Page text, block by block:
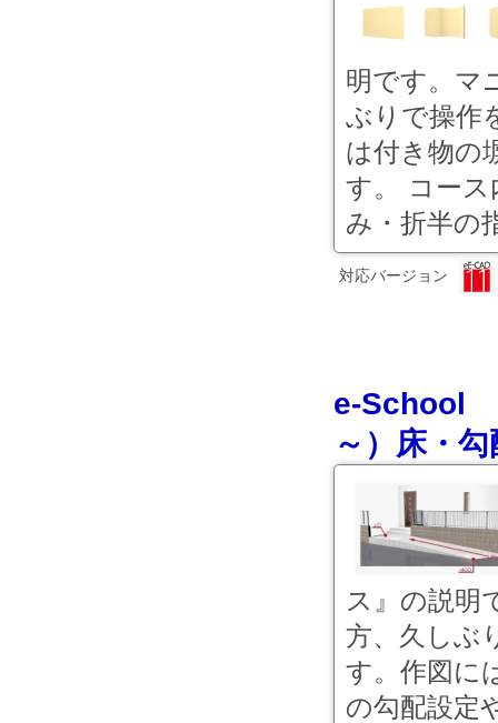
明です。マ
ぶりで操作
は付き物の
す。 コー
み・折半の
対応バージョン
e-School
～）床・
ス』の説明
方、久しぶ
す。作図に
の勾配設定